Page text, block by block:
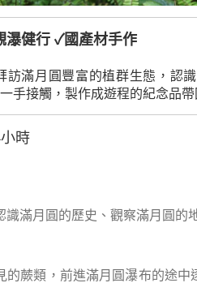
健行 ✓國產材手作
訪滿月圓豐富的植群生態，認
手接觸，製作成遊程的紀念品帶
時
識滿月圓的歷史、觀察滿月圓的
的蕨類，前進滿月圓瀑布的途